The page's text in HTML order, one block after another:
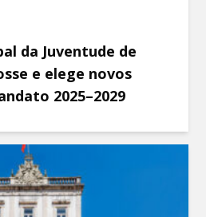
da Juventude de
e elege novos
2025–2029